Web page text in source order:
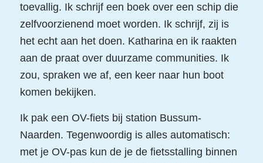
toevallig. Ik schrijf een boek over een schip die
zelfvoorzienend moet worden. Ik schrijf, zij is
het echt aan het doen. Katharina en ik raakten
aan de praat over duurzame communities. Ik
zou, spraken we af, een keer naar hun boot
komen bekijken.
Ik pak een OV-fiets bij station Bussum-
Naarden. Tegenwoordig is alles automatisch:
met je OV-pas kun de je de fietsstalling binnen